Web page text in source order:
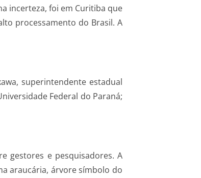
incerteza, foi em Curitiba que
processamento do Brasil. A
superintendente estadual
Federal do Paraná;
gestores e pesquisadores. A
araucária, árvore símbolo do